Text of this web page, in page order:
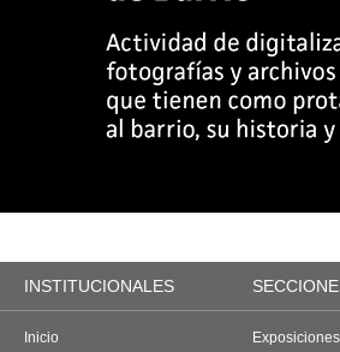
INSTITUCIONALES
Inicio
Exposiciones